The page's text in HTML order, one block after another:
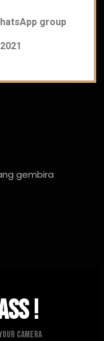
group
gembira
!
Camera